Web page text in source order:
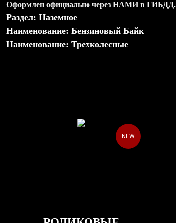
Оформлен официально через НАМИ в ГИБДД.
Раздел: Наземное
Наименование: Бензиновый Байк
Наименование: Трехколесные
NEW